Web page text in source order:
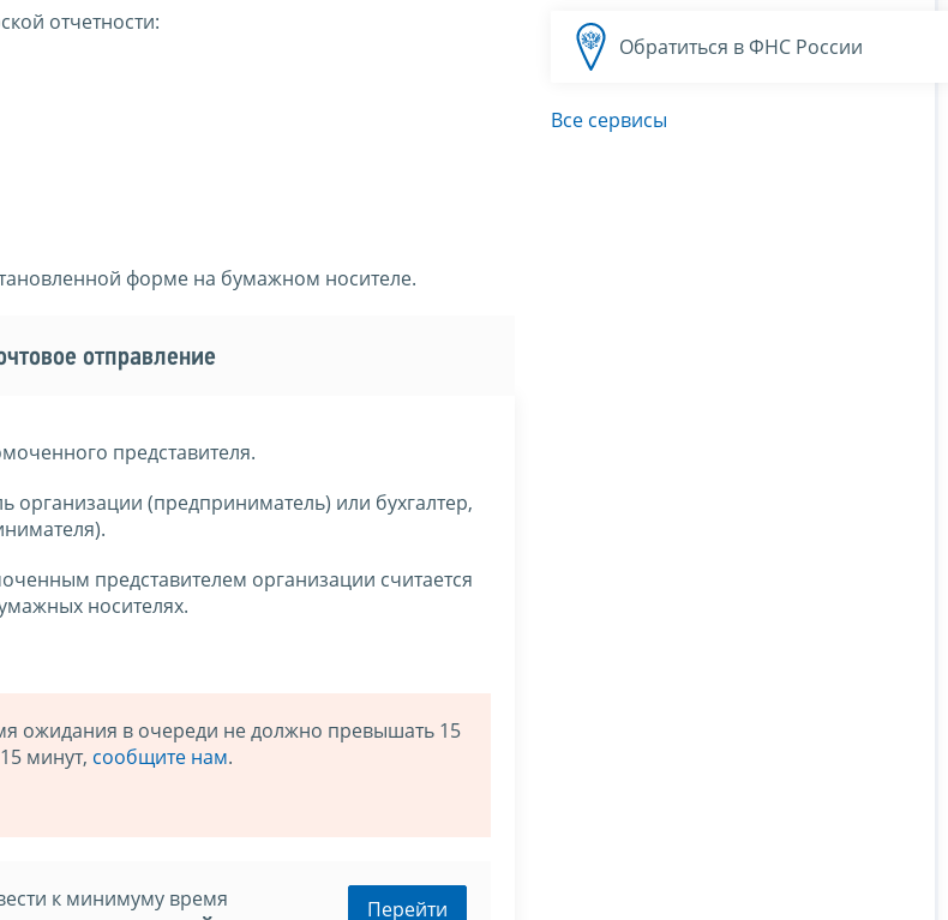
отчетности:
форме на бумажном носителе.
отправление
представителя.
организации (предприниматель) или бухгалтер,
представителем организации считается
носителях.
ожидания в очереди не должно превышать 15
минут, сообщите нам.
Перейти
к минимуму время
Обратиться в ФНС России
Все сервисы